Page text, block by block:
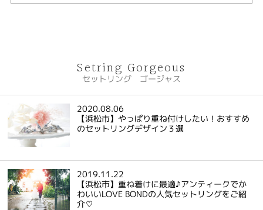
Setring Gorgeous
セットリング ゴージャス
2020.08.06
【浜松市】やっぱり重ね付けしたい！おすすめ
のセットリングデザイン３選
2019.11.22
【浜松市】重ね着けに最適♪アンティークでか
わいいLOVE BONDの人気セットリングをご紹
介♡